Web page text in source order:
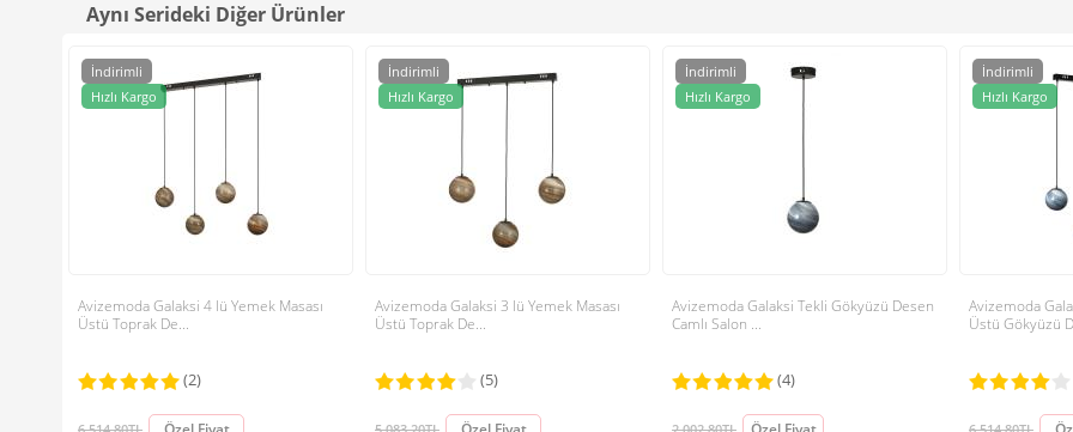
Aynı Serideki Diğer Ürünler
İndirimli
Hızlı Kargo
Avizemoda Galaksi 4 lü Yemek Masası
Üstü Toprak De...
(2)
İndirimli
Hızlı Kargo
Avizemoda Galaksi 3 lü Yemek Masası
Üstü Toprak De...
(5)
İndirimli
Hızlı Kargo
Avizemoda Galaksi Tekli Gökyüzü Desen
Camlı Salon ...
(4)
İndirimli
Hızlı Kargo
Avizemoda
Üstü Gökyüzü